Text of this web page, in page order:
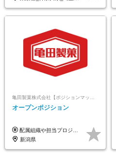
オープンポジション
配属組織や担当プロジェクトにより異なります。 想定年収：400万円～1000万円 ※ご経験やスキルに応じて決定します。 ※上記想定年収はあくまでも目安の金額であり、 選考を通じて上下する可能性があります。
新潟県